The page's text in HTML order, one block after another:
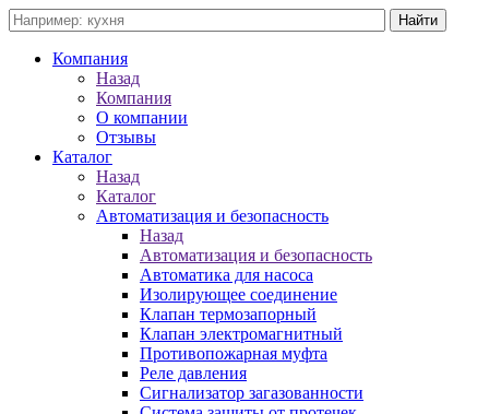
Компания
Назад
Компания
О компании
Отзывы
Каталог
Назад
Каталог
Автоматизация и безопасность
Назад
Автоматизация и безопасность
Автоматика для насоса
Изолирующее соединение
Клапан термозапорный
Клапан электромагнитный
Противопожарная муфта
Реле давления
Сигнализатор загазованности